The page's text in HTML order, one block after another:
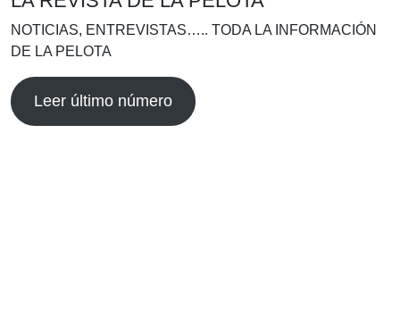
NOTICIAS, ENTREVISTAS….. TODA LA INFORMACIÓN
DE LA PELOTA
Leer último número